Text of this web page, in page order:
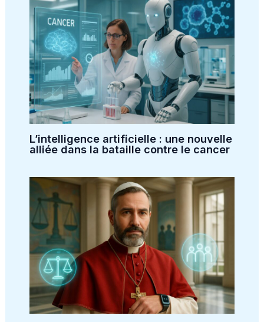
L’intelligence artificielle : une nouvelle
alliée dans la bataille contre le cancer